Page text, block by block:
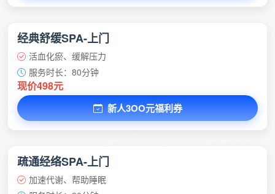
经典舒缓SPA-上门
活血化瘀、缓解压力
服务时长：80分钟
现价498元
新人3OO元福利券
疏通经络SPA-上门
加速代谢、帮助睡眠